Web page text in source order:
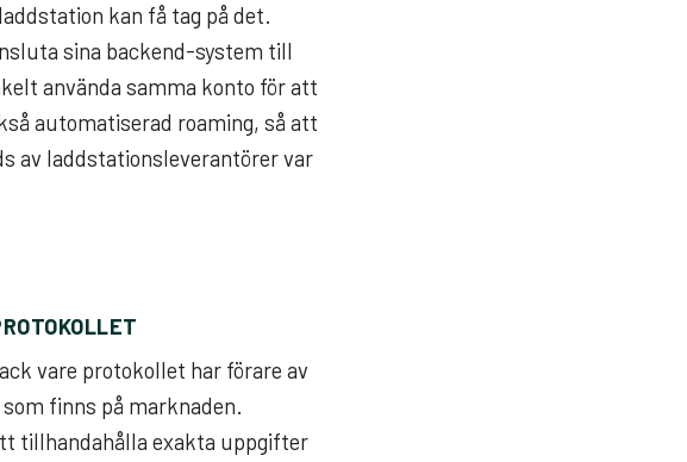
kan få tag på det.
sina backend-system till
använda samma konto för att
automatiserad roaming, så att
av laddstationsleverantörer var
vare protokollet har förare av
finns på marknaden.
tillhandahålla exakta uppgifter